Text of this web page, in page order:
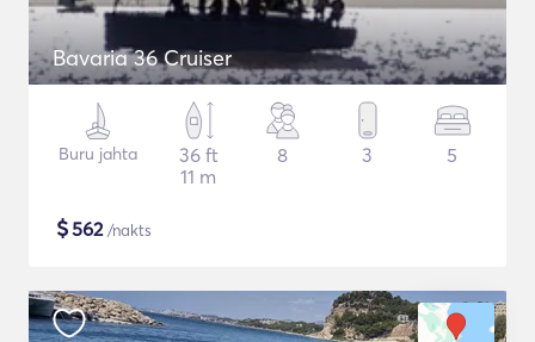
Bavaria 36 Cruiser
Buru jahta
36 ft
11 m
8 3 5
$562/nakts